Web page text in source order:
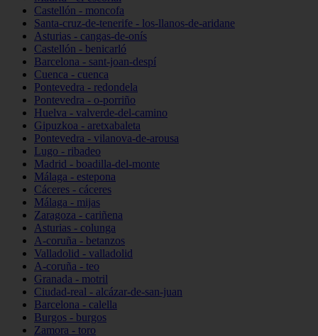
Castellón - moncofa
Santa-cruz-de-tenerife - los-llanos-de-aridane
Asturias - cangas-de-onís
Castellón - benicarló
Barcelona - sant-joan-despí
Cuenca - cuenca
Pontevedra - redondela
Pontevedra - o-porriño
Huelva - valverde-del-camino
Gipuzkoa - aretxabaleta
Pontevedra - vilanova-de-arousa
Lugo - ribadeo
Madrid - boadilla-del-monte
Málaga - estepona
Cáceres - cáceres
Málaga - mijas
Zaragoza - cariñena
Asturias - colunga
A-coruña - betanzos
Valladolid - valladolid
A-coruña - teo
Granada - motril
Ciudad-real - alcázar-de-san-juan
Barcelona - calella
Burgos - burgos
Zamora - toro